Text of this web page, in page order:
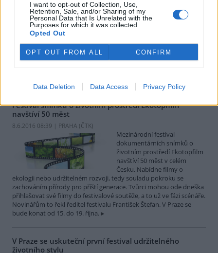
I want to opt-out of Collection, Use,
Retention, Sale, and/or Sharing of my
Personal Data that Is Unrelated with the
Purposes for which it was collected.
Opted Out
OPT OUT FROM ALL CONFIRM
Data Deletion Data Access Privacy Policy
8.6.2016 16:15 | POLICE NAD METUJÍ (ČTK)
V městském muzeu v Polici
nad Metují začala výstava
šelmami. Expozice je přístupná
do 26. července a je jednou z
akcí k letošnímu 25. výročí vyhlášení Chráněné krajinné oblasti
(CHKO) Broumovsko, uvedl Petr Kuna z CHKO Broumovsko. Na
Festival snímků o životním prostředí Ekotopfilm
navštíví 50 měst
8.6.2016 08:39 | PRAHA (ČTK)
Mezinárodní festival
dokumentárních snímků o
životním prostředí Ekotopfilm
navštíví 50 měst v celém
Česku. Nabídne filmy o
ekologii nebo udržitelném rozvoji, tedy souladu pokroku se
zachováním přírody pro příští generace. Tvůrci mohou ode dneška
přihlašovat své filmy do festivalové soutěže, a to už ve fázi scénáře.
Novinářům to řekl ředitel festivalu František Štefan. V Praze se
bude konat od 15. do 19. října.
V Praze se uskuteční první festival udržitelného
životního stylu